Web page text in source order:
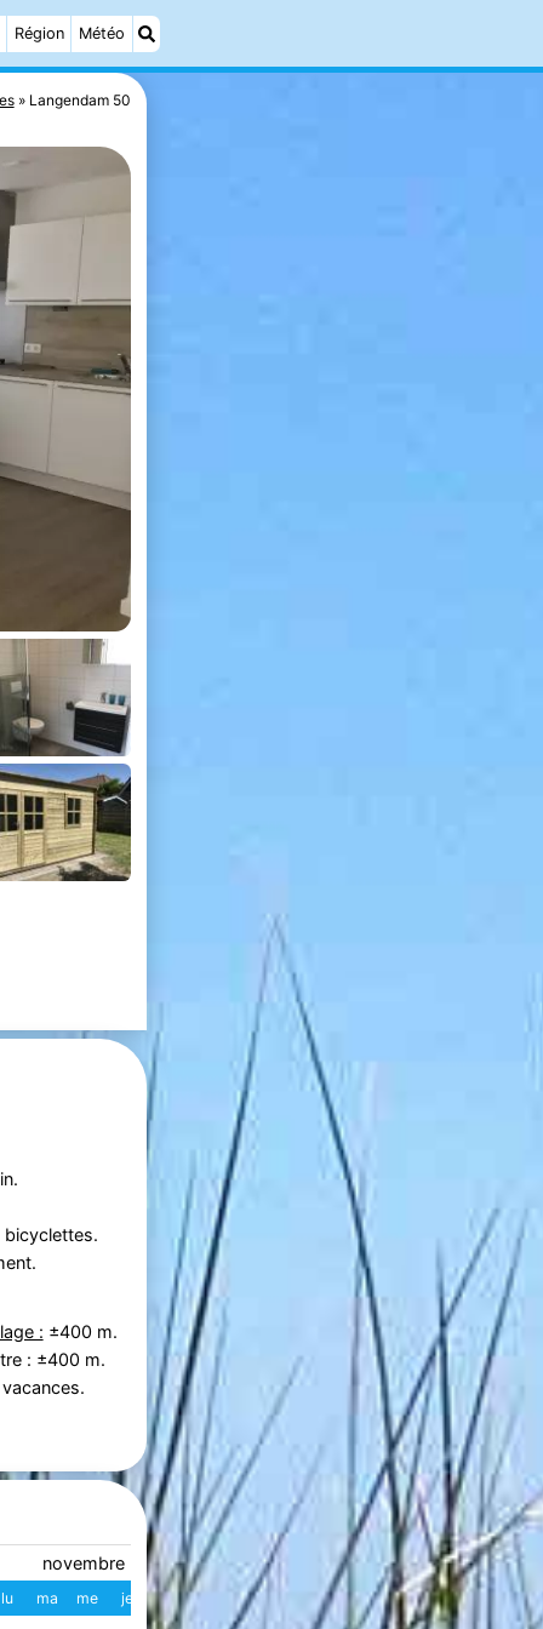
Région Météo
Langendam 50
bicyclettes.
: ±400 m.
: ±400 m.
novembre 2026
lu ma me je ve sa di
décembre 2026
lu ma me je